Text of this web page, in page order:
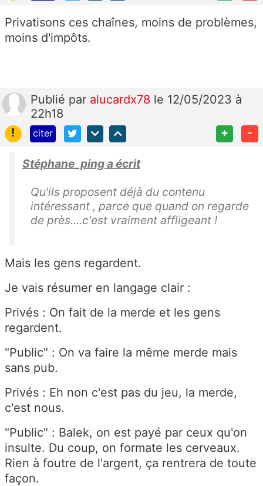
Privatisons ces chaînes, moins de problèmes,
moins d'impôts.
Publié par alucardx78 le 12/05/2023 à
22h18
!
citer + -
Stéphane_ping a écrit
Qu'ils proposent déjà du contenu
intéressant , parce que quand on regarde
de près....c'est vraiment affligeant !
Mais les gens regardent.
Je vais résumer en langage clair :
Privés : On fait de la merde et les gens
regardent.
"Public" : On va faire la même merde mais
sans pub.
Privés : Eh non c'est pas du jeu, la merde,
c'est nous.
"Public" : Balek, on est payé par ceux qu'on
insulte. Du coup, on formate les cerveaux.
Rien à foutre de l'argent, ça rentrera de toute
façon.